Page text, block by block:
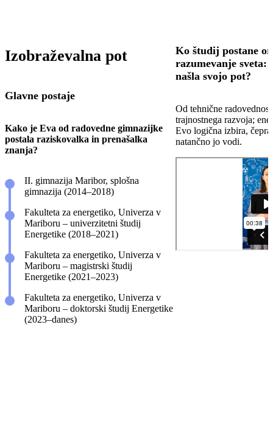
Izobraževalna pot
Glavne postaje
Kako je Eva od radovedne gimnazijke
postala raziskovalka in prenašalka
znanja?
II. gimnazija Maribor, splošna
gimnazija (2014–2018)
Fakulteta za energetiko, Univerza v
Mariboru – univerzitetni študij
Energetike (2018–2021)
Fakulteta za energetiko, Univerza v
Mariboru – magistrski študij
Energetike (2021–2023)
Fakulteta za energetiko, Univerza v
Mariboru – doktorski študij Energetike
(2023–danes)
Ko študij postane
razumevanje sveta:
našla svojo pot?
Od tehnične
trajnostnega razvoja;
Evo logična izbira,
natančno jo vodi.